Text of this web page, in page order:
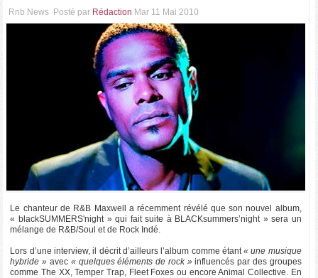
Rnb News Posté par Rédaction Mar 11 Mai 2010
Le chanteur de R&B Maxwell a récemment révélé que son nouvel album,
« blackSUMMERS'night » qui fait suite à BLACKsummers’night » sera un
mélange de R&B/Soul et de Rock Indé.
Lors d’une interview, il décrit d’ailleurs l’album comme étant« une musique
hybride » avec « quelques éléments de rock »influencés par des groupes
comme The XX, Temper Trap, Fleet Foxes ou encore Animal Collective. En